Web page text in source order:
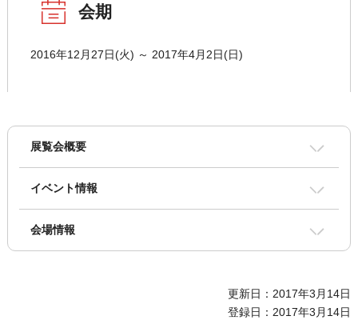
会期
2016年12月27日(火) ～ 2017年4月2日(日)
展覧会概要
イベント情報
会場情報
更新日：2017年3月14日
登録日：2017年3月14日